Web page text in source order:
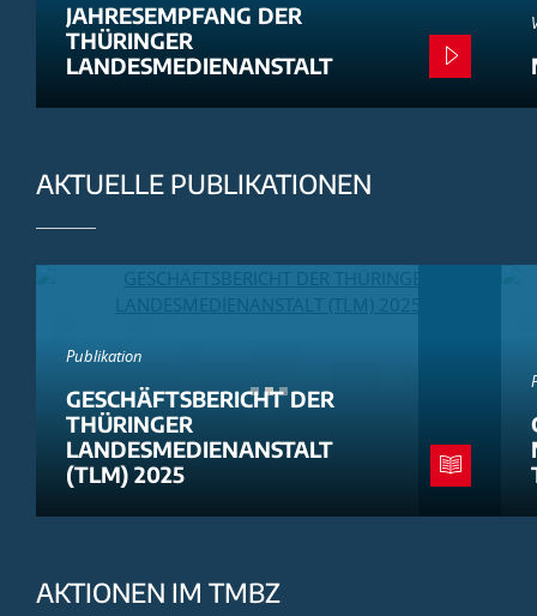
JAHRESEMPFANG DER
THÜRINGER
LANDESMEDIENANSTALT
AKTUELLE PUBLIKATIONEN
Publikation
GESCHÄFTSBERICHT DER
THÜRINGER
LANDESMEDIENANSTALT
(TLM) 2025
AKTIONEN IM TMBZ